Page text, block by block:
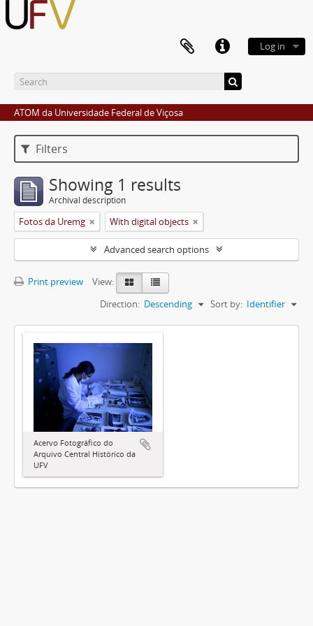
Log in
ATOM da Universidade Federal de Viçosa
Filters
Showing 1 results
Archival description
Fotos da Uremg With digital objects
Advanced search options
Print preview
View:
Sort by: Identifier
Direction: Descending
Acervo Fotográfico do
Arquivo Central Histórico da
UFV